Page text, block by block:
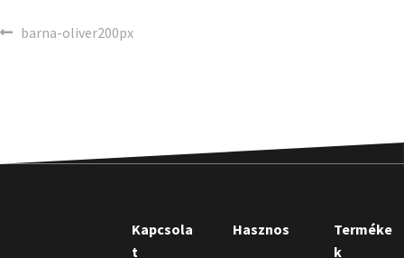
barna-oliver200px
Kapcsola
t
Hasznos
Terméke
k